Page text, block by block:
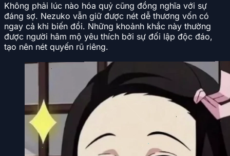
Không phải lúc nào hóa quỷ cũng đồng nghĩa với sự
đáng sợ. Nezuko vẫn giữ được nét dễ thương vốn có
ngay cả khi biến đổi. Những khoảnh khắc này thường
được người hâm mộ yêu thích bởi sự đối lập độc đáo,
tạo nên nét quyến rũ riêng.